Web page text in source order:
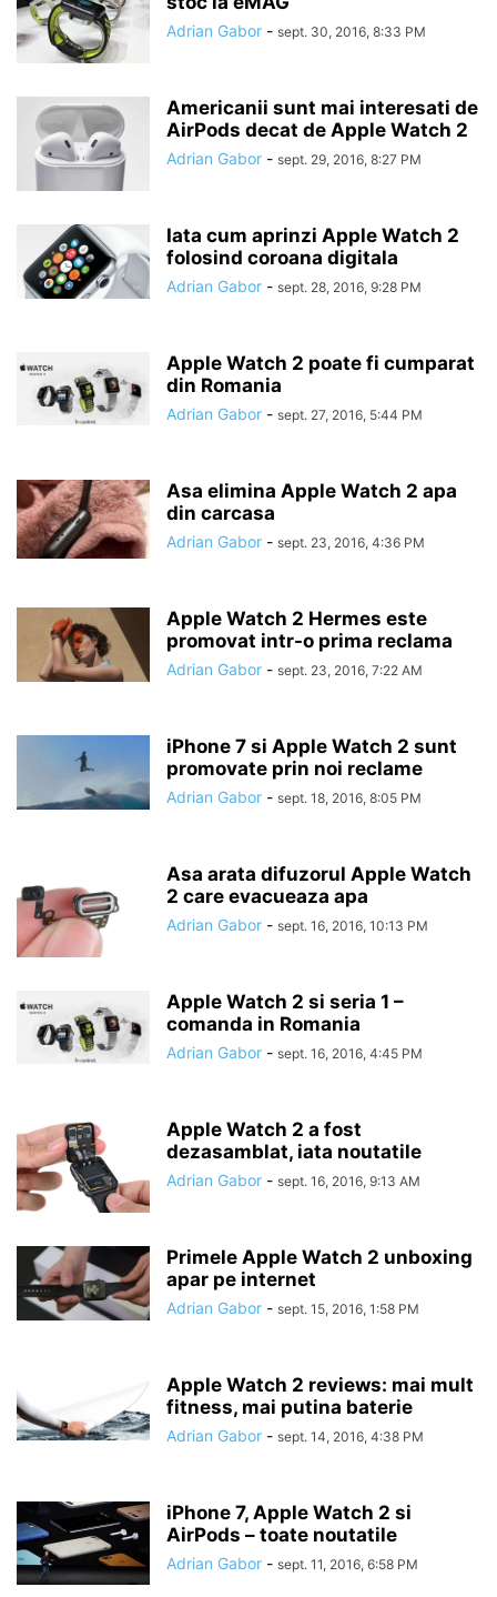
Adrian Gabor - sept. 30, 2016, 8:33 PM
Americanii sunt mai interesati de
AirPods decat de Apple Watch 2
Adrian Gabor - sept. 29, 2016, 8:27 PM
Iata cum aprinzi Apple Watch 2
folosind coroana digitala
Adrian Gabor - sept. 28, 2016, 9:28 PM
Apple Watch 2 poate fi cumparat
din Romania
Adrian Gabor - sept. 27, 2016, 5:44 PM
Asa elimina Apple Watch 2 apa
din carcasa
Adrian Gabor - sept. 23, 2016, 4:36 PM
Apple Watch 2 Hermes este
promovat intr-o prima reclama
Adrian Gabor - sept. 23, 2016, 7:22 AM
iPhone 7 si Apple Watch 2 sunt
promovate prin noi reclame
Adrian Gabor - sept. 18, 2016, 8:05 PM
Asa arata difuzorul Apple Watch
2 care evacueaza apa
Adrian Gabor - sept. 16, 2016, 10:13 PM
Apple Watch 2 si seria 1 –
comanda in Romania
Adrian Gabor - sept. 16, 2016, 4:45 PM
Apple Watch 2 a fost
dezasamblat, iata noutatile
Adrian Gabor - sept. 16, 2016, 9:13 AM
Primele Apple Watch 2 unboxing
apar pe internet
Adrian Gabor - sept. 15, 2016, 1:58 PM
Apple Watch 2 reviews: mai mult
fitness, mai putina baterie
Adrian Gabor - sept. 14, 2016, 4:38 PM
iPhone 7, Apple Watch 2 si
AirPods – toate noutatile
Adrian Gabor - sept. 11, 2016, 6:58 PM